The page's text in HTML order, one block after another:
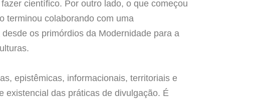
científico. Por outro lado, o que começou
terminou colaborando com uma
os primórdios da Modernidade para a
epistêmicas, informacionais, territoriais e
existencial das práticas de divulgação. É